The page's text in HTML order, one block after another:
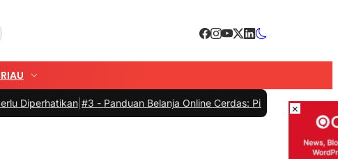
|#3 -Panduan Belanja Online Cerdas: Pilih Produk dengan Bijak
×